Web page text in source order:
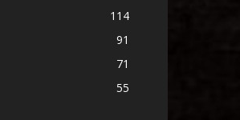
114
91
71
55